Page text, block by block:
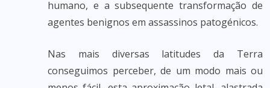
humano, e a subsequente transformação de
agentes benignos em assassinos patogénicos.
Nas mais diversas latitudes da Terra
conseguimos perceber, de um modo mais ou